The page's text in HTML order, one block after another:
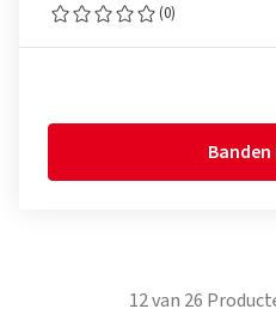
(0)
12van 26